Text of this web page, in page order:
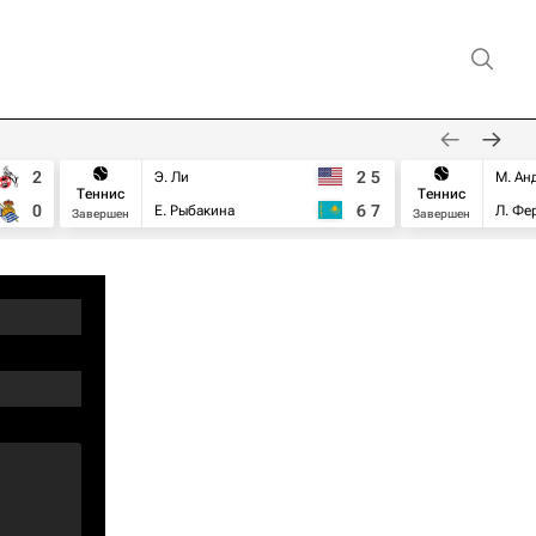
2
0
Теннис
Завершен
Э. Ли
Е. Рыбакина
2 5
6 7
Теннис
Завершен
М.
Л.